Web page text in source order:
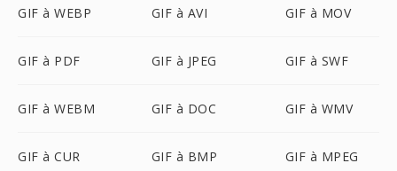
GIF à WEBP GIF à AVI GIF à MOV
GIF à PDF GIF à JPEG GIF à SWF
GIF à WEBM GIF à DOC GIF à WMV
GIF à CUR GIF à BMP GIF à MPEG